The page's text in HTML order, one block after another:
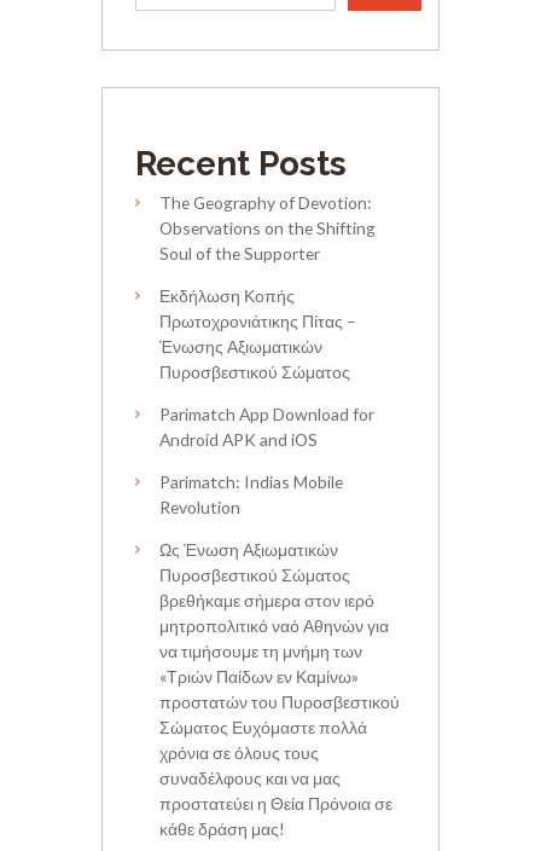
Recent Posts
The Geography of Devotion:
Observations on the Shifting
Soul of the Supporter
Εκδήλωση Κοπής
Πρωτοχρονιάτικης Πίτας –
Ένωσης Αξιωματικών
Πυροσβεστικού Σώματος
Parimatch App Download for
Android APK and iOS
Parimatch: Indias Mobile
Revolution
Ως Ένωση Αξιωματικών
Πυροσβεστικού Σώματος
βρεθήκαμε σήμερα στον ιερό
μητροπολιτικό ναό Αθηνών για
να τιμήσουμε τη μνήμη των
«Τριών Παίδων εν Καμίνω»
προστατών του Πυροσβεστικού
Σώματος Ευχόμαστε πολλά
χρόνια σε όλους τους
συναδέλφους και να μας
προστατεύει η Θεία Πρόνοια σε
κάθε δράση μας!